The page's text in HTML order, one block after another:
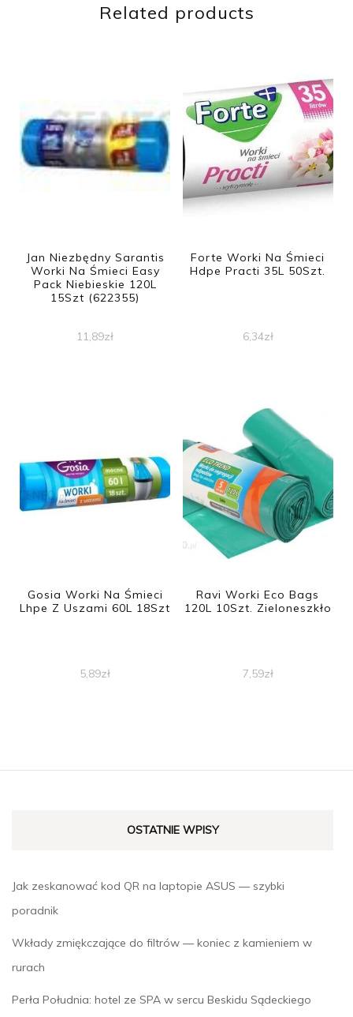
Related products
Jan Niezbędny Sarantis
Worki Na Śmieci Easy
Pack Niebieskie 120L
15Szt (622355)
11,89zł
Forte Worki Na Śmieci
Hdpe Practi 35L 50Szt.
6,34zł
Gosia Worki Na Śmieci
Lhpe Z Uszami 60L 18Szt
5,89zł
Ravi Worki Eco Bags
120L 10Szt. Zieloneszkło
7,59zł
OSTATNIE WPISY
Jak zeskanować kod QR na laptopie ASUS — szybki
poradnik
Wkłady zmiękczające do filtrów — koniec z kamieniem w
rurach
Perła Południa: hotel ze SPA w sercu Beskidu Sądeckiego